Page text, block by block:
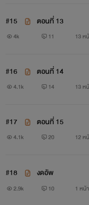
เมียนอก หัวใจ
บางของคนตัวเล็ก ก่อ
พลอยค่ะ ไม่ใช่คุณฟ้า
#15 ตอนที่ 13
4k 11 13 ห
#16 ตอนที่ 14
4.1k 14 13 ห
#17 ตอนที่ 15
4.1k 20 12 ห
#18 งดอัพ
2.9k 10 1 หน้า